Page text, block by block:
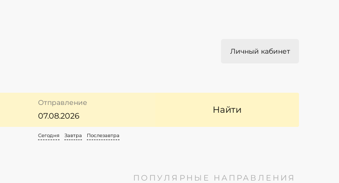
Личный кабинет
Отправление
Сегодня Завтра Послезавтра
Найти
ПОПУЛЯРНЫЕ НАПРАВЛЕНИЯ